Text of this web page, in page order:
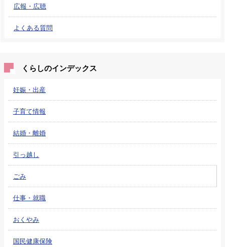
広報・広聴
よくある質問
くらしのインデックス
妊娠・出産
子育て情報
結婚・離婚
引っ越し
ごみ
仕事・就職
おくやみ
国民健康保険